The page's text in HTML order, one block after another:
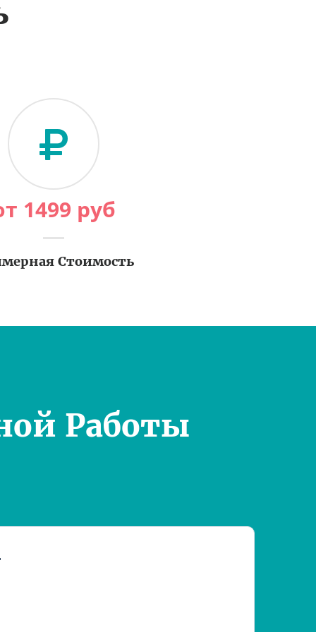
1499 руб
Стоимость
Работы